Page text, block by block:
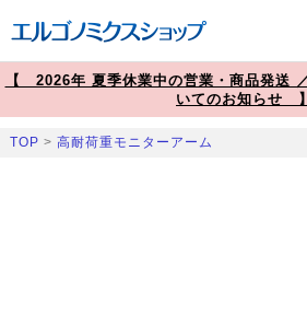
【 2026年 夏季休業中の営業・商品発送
いてのお知らせ 】
TOP > 高耐荷重モニターアーム